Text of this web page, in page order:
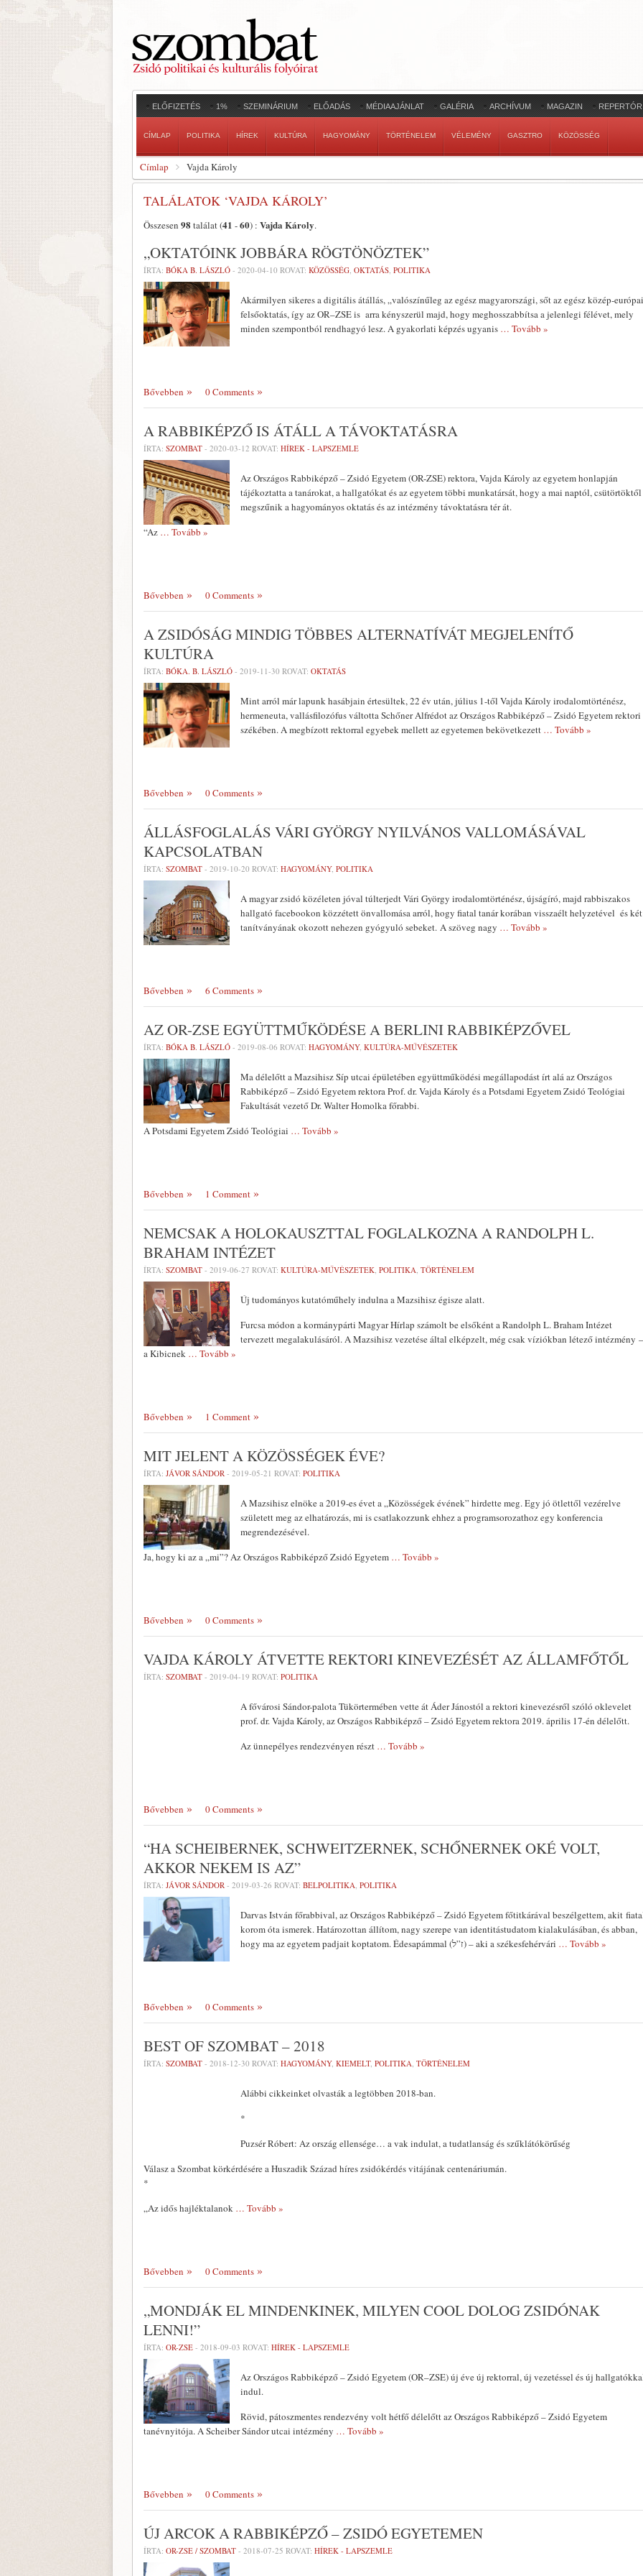
ELŐFIZETÉS 1% SZEMINÁRIUM ELŐADÁS MÉDIAAJÁNLAT GALÉRIA ARCHÍVUM MAGAZIN
CÍMLAP POLITIKA HÍREK KULTÚRA HAGYOMÁNY TÖRTÉNELEM VÉLEMÉNY GASZTRO KÖZÖSSÉG
Címlap Vajda Károly
TALÁLATOK ‘VAJDA KÁROLY’
Összesen 98 találat (41 -60) : Vajda Károly.
„OKTATÓINK JOBBÁRA RÖGTÖNÖZTEK”
ÍRTA: BÓKA B. LÁSZLÓ - 2020-04-10 ROVAT: KÖZÖSSÉG, OKTATÁS, POLITIKA
Akármilyen sikeres a digitális átállás, „valószínűleg az egész magyarországi, sőt az egész közép-európai
felsőoktatás, így az OR–ZSE is arra kényszerül majd, hogy meghosszabbítsa a jelenlegi félévet, mely
minden szempontból rendhagyó lesz. A gyakorlati képzés ugyanis … Tovább »
Bővebben 0 Comments
A RABBIKÉPZŐ IS ÁTÁLL A TÁVOKTATÁSRA
ÍRTA: SZOMBAT - 2020-03-12 ROVAT: HÍREK - LAPSZEMLE
Az Országos Rabbiképző – Zsidó Egyetem (OR-ZSE) rektora, Vajda Károly az egyetem honlapján
tájékoztatta a tanárokat, a hallgatókat és az egyetem többi munkatársát, hogy a mai naptól, csütörtöktől
megszűnik a hagyományos oktatás és az intézmény távoktatásra tér át.
“Az … Tovább »
Bővebben 0 Comments
A ZSIDÓSÁG MINDIG TÖBBES ALTERNATÍVÁT MEGJELENÍTŐ
KULTÚRA
ÍRTA: BÓKA. B. LÁSZLÓ - 2019-11-30 ROVAT: OKTATÁS
Mint arról már lapunk hasábjain értesültek, 22 év után, július 1-től Vajda Károly irodalomtörténész,
hermeneuta, vallásfilozófus váltotta Schőner Alfrédot az Országos Rabbiképző – Zsidó Egyetem rektori
székében. A megbízott rektorral egyebek mellett az egyetemen bekövetkezett … Tovább »
Bővebben 0 Comments
ÁLLÁSFOGLALÁS VÁRI GYÖRGY NYILVÁNOS VALLOMÁSÁVAL
KAPCSOLATBAN
ÍRTA: SZOMBAT - 2019-10-20 ROVAT: HAGYOMÁNY, POLITIKA
A magyar zsidó közéleten jóval túlterjedt Vári György irodalomtörténész, újságíró, majd rabbiszakos
hallgató facebookon közzétett önvallomása arról, hogy fiatal tanár korában visszaélt helyzetével és két
tanítványának okozott nehezen gyógyuló sebeket. A szöveg nagy … Tovább »
Bővebben 6 Comments
AZ OR-ZSE EGYÜTTMŰKÖDÉSE A BERLINI RABBIKÉPZŐVEL
ÍRTA: BÓKA B. LÁSZLÓ - 2019-08-06 ROVAT: HAGYOMÁNY, KULTÚRA-MŰVÉSZETEK
Ma délelőtt a Mazsihisz Síp utcai épületében együttműködési megállapodást írt alá az Országos
Rabbiképző – Zsidó Egyetem rektora Prof. dr. Vajda Károly és a Potsdami Egyetem Zsidó Teológiai
Fakultását vezető Dr. Walter Homolka főrabbi.
A Potsdami Egyetem Zsidó Teológiai … Tovább »
Bővebben 1 Comment
NEMCSAK A HOLOKAUSZTTAL FOGLALKOZNA A RANDOLPH L.
BRAHAM INTÉZET
ÍRTA: SZOMBAT - 2019-06-27 ROVAT: KULTÚRA-MŰVÉSZETEK, POLITIKA, TÖRTÉNELEM
Új tudományos kutatóműhely indulna a Mazsihisz égisze alatt.
Furcsa módon a kormánypárti Magyar Hírlap számolt be elsőként a Randolph L. Braham Intézet
tervezett megalakulásáról. A Mazsihisz vezetése által elképzelt, még csak víziókban létező intézmény –
a Kibicnek … Tovább »
Bővebben 1 Comment
MIT JELENT A KÖZÖSSÉGEK ÉVE?
ÍRTA: JÁVOR SÁNDOR - 2019-05-21 ROVAT: POLITIKA
A Mazsihisz elnöke a 2019-es évet a „Közösségek évének” hirdette meg. Egy jó ötlettől vezérelve
született meg az elhatározás, mi is csatlakozzunk ehhez a programsorozathoz egy konferencia
megrendezésével.
Ja, hogy ki az a „mi”? Az Országos Rabbiképző Zsidó Egyetem … Tovább »
Bővebben 0 Comments
VAJDA KÁROLY ÁTVETTE REKTORI KINEVEZÉSÉT AZ ÁLLAMFŐTŐL
ÍRTA: SZOMBAT - 2019-04-19 ROVAT: POLITIKA
A fővárosi Sándor-palota Tükörtermében vette át Áder Jánostól a rektori kinevezésről szóló oklevelet
prof. dr. Vajda Károly, az Országos Rabbiképző – Zsidó Egyetem rektora 2019. április 17-én délelőtt.
Az ünnepélyes rendezvényen részt … Tovább »
Bővebben 0 Comments
“HA SCHEIBERNEK, SCHWEITZERNEK, SCHŐNERNEK OKÉ VOLT,
AKKOR NEKEM IS AZ”
ÍRTA: JÁVOR SÁNDOR - 2019-03-26 ROVAT: BELPOLITIKA, POLITIKA
Darvas István főrabbival, az Országos Rabbiképző – Zsidó Egyetem főtitkárával beszélgettem, akit
korom óta ismerek. Határozottan állítom, nagy szerepe van identitástudatom kialakulásában, és abban,
hogy ma az egyetem padjait koptatom. Édesapámmal (ז”ל) – aki a székesfehérvári … Tovább »
Bővebben 0 Comments
BEST OF SZOMBAT – 2018
ÍRTA: SZOMBAT - 2018-12-30 ROVAT: HAGYOMÁNY, KIEMELT, POLITIKA, TÖRTÉNELEM
Alábbi cikkeinket olvasták a legtöbben 2018-ban.
*
Puzsér Róbert: Az ország ellensége… a vak indulat, a tudatlanság és szűklátókörűség
Válasz a Szombat körkérdésére a Huszadik Század híres zsidókérdés vitájának centenáriumán.
*
„Az idős hajléktalanok … Tovább »
Bővebben 0 Comments
„MONDJÁK EL MINDENKINEK, MILYEN COOL DOLOG ZSIDÓNAK
LENNI!”
ÍRTA: OR-ZSE - 2018-09-03 ROVAT: HÍREK - LAPSZEMLE
Az Országos Rabbiképző – Zsidó Egyetem (OR–ZSE) új éve új rektorral, új vezetéssel és új
indul.
Rövid, pátoszmentes rendezvény volt hétfő délelőtt az Országos Rabbiképző – Zsidó Egyetem
tanévnyitója. A Scheiber Sándor utcai intézmény … Tovább »
Bővebben 0 Comments
ÚJ ARCOK A RABBIKÉPZŐ – ZSIDÓ EGYETEMEN
ÍRTA: OR-ZSE / SZOMBAT - 2018-07-25 ROVAT: HÍREK - LAPSZEMLE